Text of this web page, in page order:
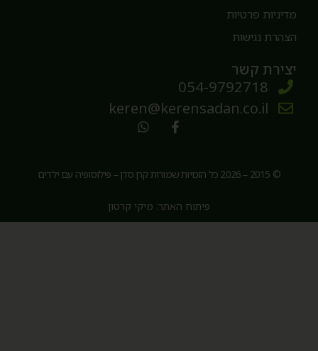
מדיניות פרטיות
הצהרת נגישות
יצירת קשר
054-9792718
keren@kerensadan.co.il
פיתוח האתר: מיקי קרטון